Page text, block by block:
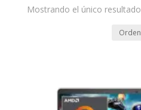
Mostrando el único resultado